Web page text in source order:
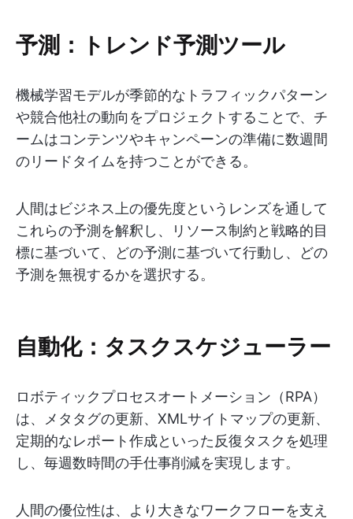
予測：トレンド予測ツール
機械学習モデルが季節的なトラフィックパターン
や競合他社の動向をプロジェクトすることで、チ
ームはコンテンツやキャンペーンの準備に数週間
のリードタイムを持つことができる。
人間はビジネス上の優先度というレンズを通して
これらの予測を解釈し、リソース制約と戦略的目
標に基づいて、どの予測に基づいて行動し、どの
予測を無視するかを選択する。
自動化：タスクスケジューラー
ロボティックプロセスオートメーション（RPA）
は、メタタグの更新、XMLサイトマップの更新、
定期的なレポート作成といった反復タスクを処理
し、毎週数時間の手仕事削減を実現します。
人間の優位性は、より大きなワークフローを支え